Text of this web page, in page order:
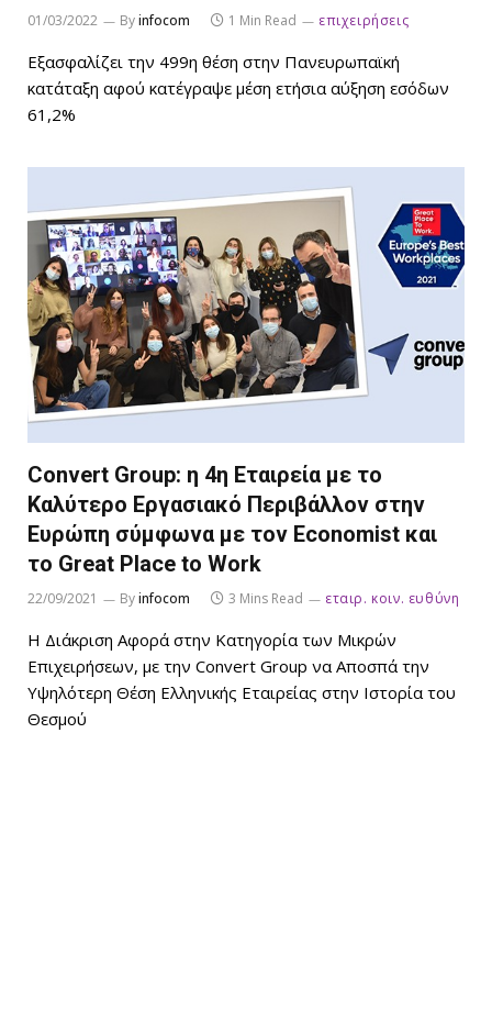
01/03/2022 Byinfocom 1 Min Read επιχειρήσεις
Εξασφαλίζει την 499η θέση στην Πανευρωπαϊκή
κατάταξη αφού κατέγραψε μέση ετήσια αύξηση εσόδων
61,2%
Convert Group: η 4η Εταιρεία με το
Καλύτερο Εργασιακό Περιβάλλον στην
Ευρώπη σύμφωνα με τον Economist και
το Great Place to Work
22/09/2021 Byinfocom 3 Mins Read εταιρ. κοιν. ευθύνη
Η Διάκριση Αφορά στην Κατηγορία των Μικρών
Επιχειρήσεων, με την Convert Group να Αποσπά την
Υψηλότερη Θέση Ελληνικής Εταιρείας στην Ιστορία του
Θεσμού